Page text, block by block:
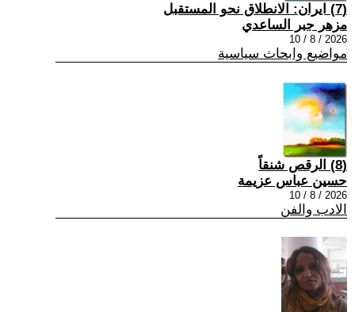
(7) ايران: الانطلاق نحو المستقبل
مزهر جبر الساعدي
2026 / 8 / 10
مواضيع وابحاث سياسية
(8) الرقص شنقاً
حسين عباس عزيمة
2026 / 8 / 10
الادب والفن